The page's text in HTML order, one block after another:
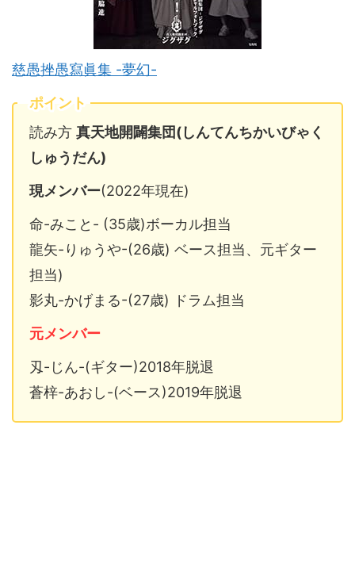
慈愚挫愚寫眞集 -夢幻-
ポイント
読み方 真天地開闢集団(しんてんちかいびゃく
しゅうだん)
現メンバー(2022年現在)
命-みこと- (35歳)ボーカル担当
龍矢-りゅうや-(26歳) ベース担当、元ギター
担当)
影丸-かげまる-(27歳) ドラム担当
元メンバー
刄-じん-(ギター)2018年脱退
蒼梓-あおし-(ベース)2019年脱退